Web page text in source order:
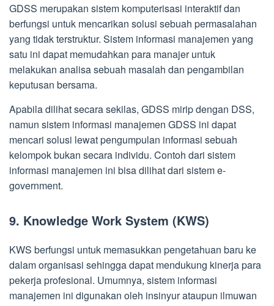
GDSS merupakan sistem komputerisasi interaktif dan
berfungsi untuk mencarikan solusi sebuah permasalahan
yang tidak terstruktur. Sistem informasi manajemen yang
satu ini dapat memudahkan para manajer untuk
melakukan analisa sebuah masalah dan pengambilan
keputusan bersama.
Apabila dilihat secara sekilas, GDSS mirip dengan DSS,
namun sistem informasi manajemen GDSS ini dapat
mencari solusi lewat pengumpulan informasi sebuah
kelompok bukan secara individu. Contoh dari sistem
informasi manajemen ini bisa dilihat dari sistem e-
government.
9. Knowledge Work System (KWS)
KWS berfungsi untuk memasukkan pengetahuan baru ke
dalam organisasi sehingga dapat mendukung kinerja para
pekerja profesional. Umumnya, sistem informasi
manajemen ini digunakan oleh insinyur ataupun ilmuwan